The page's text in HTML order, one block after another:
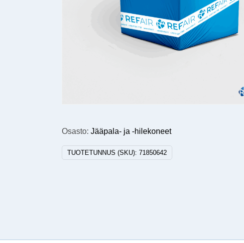
Osasto:Jääpala- ja -hilekoneet
TUOTETUNNUS (SKU):71850642